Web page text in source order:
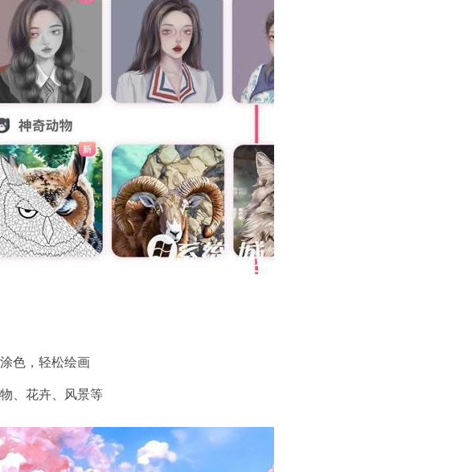
色，轻松绘画
、花卉、风景等